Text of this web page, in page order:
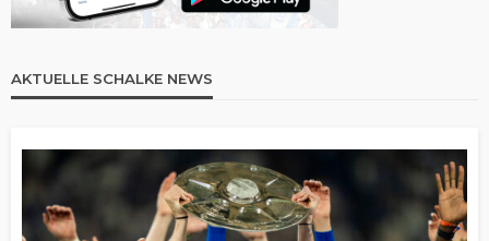
AKTUELLE SCHALKE NEWS